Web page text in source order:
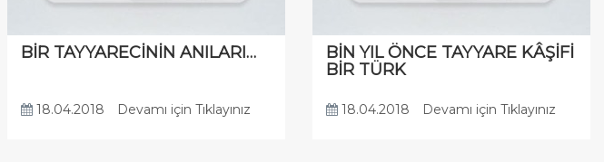
BİR TAYYARECİNİN ANILARI…
18.04.2018 Devamı için Tıklayınız
BİN YIL ÖNCE TAYYARE KÂŞİFİ
BİR TÜRK
18.04.2018 Devamı için Tıklayınız